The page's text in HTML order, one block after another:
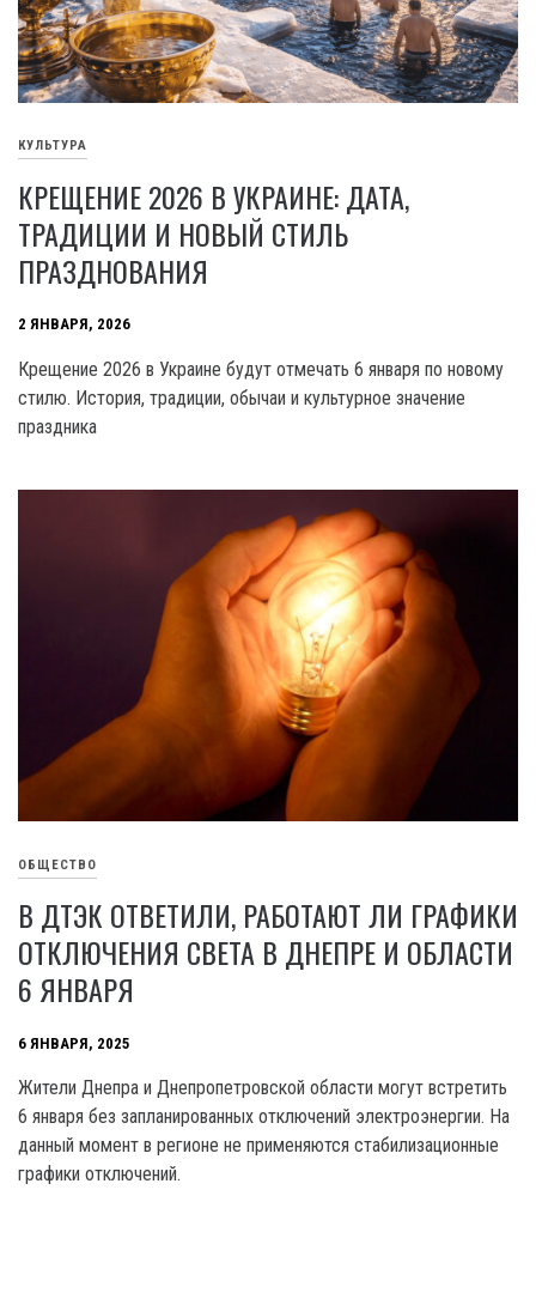
КУЛЬТУРА
КРЕЩЕНИЕ 2026 В УКРАИНЕ: ДАТА,
ТРАДИЦИИ И НОВЫЙ СТИЛЬ
ПРАЗДНОВАНИЯ
2 ЯНВАРЯ, 2026
Крещение 2026 в Украине будут отмечать 6 января по новому
стилю. История, традиции, обычаи и культурное значение
праздника
ОБЩЕСТВО
В ДТЭК ОТВЕТИЛИ, РАБОТАЮТ ЛИ ГРАФИКИ
ОТКЛЮЧЕНИЯ СВЕТА В ДНЕПРЕ И ОБЛАСТИ
6 ЯНВАРЯ
6 ЯНВАРЯ, 2025
Жители Днепра и Днепропетровской области могут встретить
6 января без запланированных отключений электроэнергии. На
данный момент в регионе не применяются стабилизационные
графики отключений.